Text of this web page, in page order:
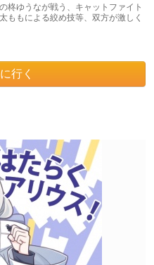
柊ゆうなが戦う、キャットファイト
ももによる絞め技等、双方が激しく
行く